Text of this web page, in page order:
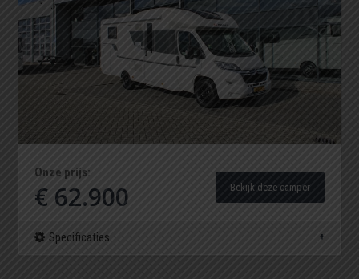
Onze prijs:
€ 62.900 Bekijk deze camper
Specificaties